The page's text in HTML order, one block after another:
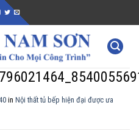
in Nội thất tủ bếp hiện đại được ưa